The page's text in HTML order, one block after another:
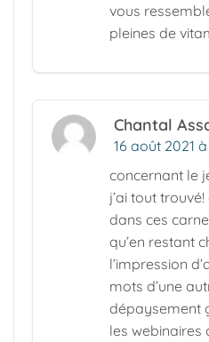
vous
pleines de
Chantal
16 août 2021
concernant le
j’ai tout
dans ces
qu’en restant
l’impression
mots d’une
dépaysement
les webinaires